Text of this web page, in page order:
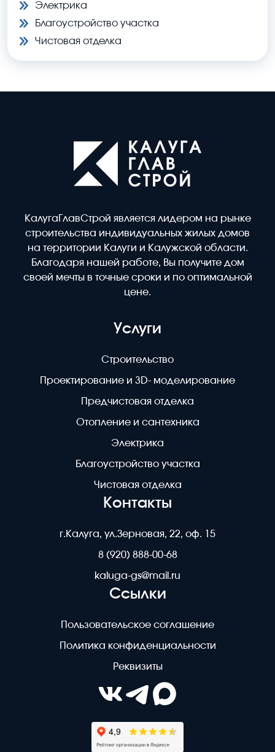
Электрика
Благоустройство участка
Чистовая отделка
КалугаГлавСтрой является лидером на рынке
строительства индивидуальных жилых домов
на территории Калуги и Калужской области.
Благодаря нашей работе, Вы получите дом
своей мечты в точные сроки и по оптимальной
цене.
Услуги
Строительство
Проектирование и 3D- моделирование
Предчистовая отделка
Отопление и сантехника
Электрика
Благоустройство участка
Чистовая отделка
Контакты
г.Калуга, ул.Зерновая, 22, оф. 15
8 (920) 888-00-68
kaluga-gs@mail.ru
Ссылки
Пользовательское соглашение
Политика конфиденциальности
Реквизиты